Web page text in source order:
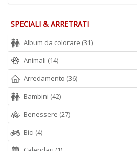
SPECIALI & ARRETRATI
Album da colorare (31)
Animali (14)
Arredamento (36)
Bambini (42)
Benessere (27)
Bici (4)